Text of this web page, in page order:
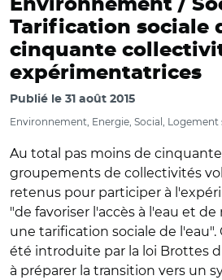
Environnement /
Tarification sociale
cinquante
expérimentatrices
Publié le 31 août 2015
Environnement, Energie, Social, Logement
Au total pas moins de
groupements de collectivités
retenus pour participer à
"de favoriser l'accès à l'eau et
une tarification sociale de
été introduite par la loi Brottes
à préparer la transition vers un